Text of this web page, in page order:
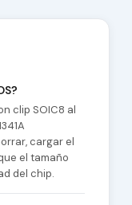
clip SOIC8 al
cargar el
el tamaño
del chip.